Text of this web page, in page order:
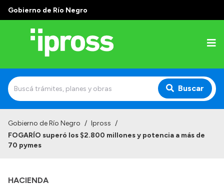
Gobierno de Río Negro
Buscar
Institucional
Autoridades
Gobierno de Río Negro / Ipross /
FOGARÍO superó los $2.800 millones y potencia a más de
70 pymes
HACIENDA